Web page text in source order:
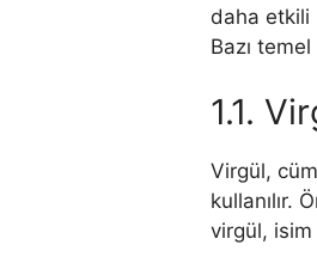
daha etkili
Bazı
1.1.
Virgül,
kullanılır.
virgül, isim